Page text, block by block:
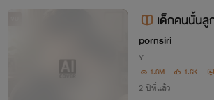
เด็กคนนั้นลู
+ นายเอกแก่กว่า
pornsiri
Y
1.3M 1.6K
2 ปีที่แล้ว